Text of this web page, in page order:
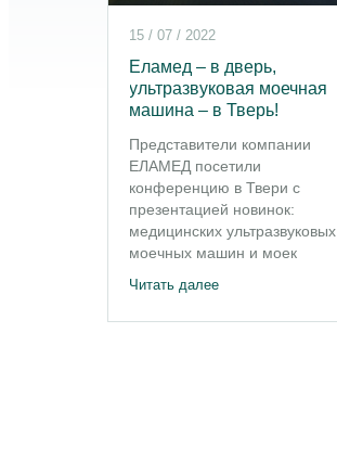
15 / 07 / 2022
Еламед – в дверь,
ультразвуковая моечная
машина – в Тверь!
Представители компании
ЕЛАМЕД посетили
конференцию в Твери с
презентацией новинок:
медицинских ультразвуковых
моечных машин и моек
Читать далее